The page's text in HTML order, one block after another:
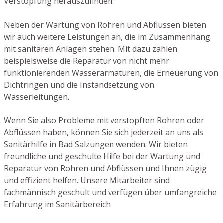
Neben der Wartung von Rohren und Abflüssen bieten
wir auch weitere Leistungen an, die im Zusammenhang
mit sanitären Anlagen stehen. Mit dazu zählen
beispielsweise die Reparatur von nicht mehr
funktionierenden Wasserarmaturen, die Erneuerung von
Dichtringen und die Instandsetzung von
Wasserleitungen.
Wenn Sie also Probleme mit verstopften Rohren oder
Abflüssen haben, können Sie sich jederzeit an uns als
Sanitärhilfe in Bad Salzungen wenden. Wir bieten
freundliche und geschulte Hilfe bei der Wartung und
Reparatur von Rohren und Abflüssen und Ihnen zügig
und effizient helfen. Unsere Mitarbeiter sind
fachmännisch geschult und verfügen über umfangreiche
Erfahrung im Sanitärbereich.